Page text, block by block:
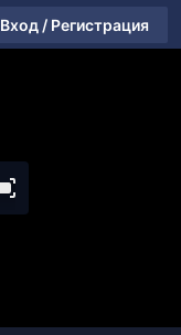
Вход / Регистрация